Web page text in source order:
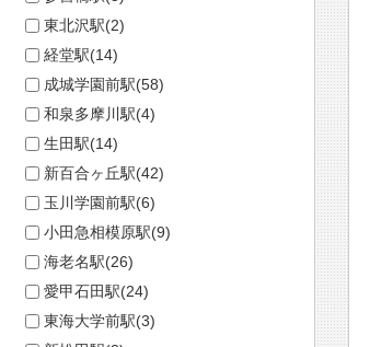
東北沢駅(2)
経堂駅(14)
成城学園前駅(58)
和泉多摩川駅(4)
生田駅(14)
新百合ヶ丘駅(42)
玉川学園前駅(6)
小田急相模原駅(9)
海老名駅(26)
愛甲石田駅(24)
東海大学前駅(3)